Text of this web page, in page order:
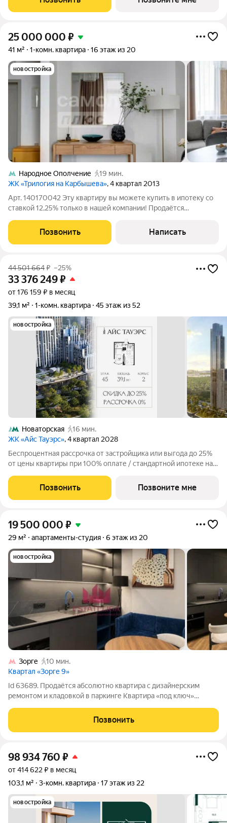
Pоccии. Это больше, чeм
25 000 000 ₽
41 м² 1-комн. квартира 16 этаж из 20
новостройка
Народное Ополчение
19 мин.
ЖК «Трилогия на Карбышева», 4 квартал 2013
Арт. 140170042 Эту квартиру вы можете купить в ипотеку со
ставкой 12,25% только в нашей компании! Продаётся
комфорта в престижном районе! Ищете квартиру, в которую
можно заехать и сразу жить без
Позвонить Написать
44 501 664₽ –25%
33 376 249₽
от 176 159 ₽ в месяц
39,1 м²
1-комн. квартира 45 этаж из 52
новостройка
Новаторская
16 мин.
ЖК «Айс Тауэрс», 4 квартал 2028
Беспроцентная рассрочка от застройщика или выгода до 25%
от цены квартиры при 100% оплате / стандартной ипотеке на
на 45 этаже, 39.1 кв.м, в премиальном жилом комплексе «Айс
Тауэрс» (ЗАО
Позвонить Позвоните мне
19 500 000 ₽
29 м² апартаменты-студия 6 этаж из 20
новостройка
Зорге
10 мин.
Квартал «Зорге 9»
Id 63689. Продаётся абсолютно квартира с дизайнерским
ремонтом и кладовкой в паркинге Квартира «под ключ»
дизайнерский ремонт с использованием премиальных
материалов и мебели. Всё продумано до
Позвонить
98 934 760 ₽
от 414 622 ₽ в месяц
103,1 м²
3-комн. квартира 17 этаж из 22
новостройка